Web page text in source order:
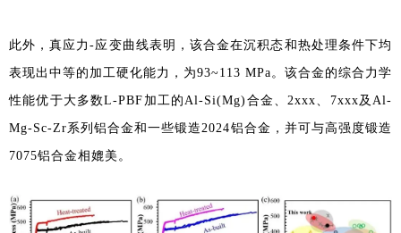
此外，真应力-应变曲线表明，该合金在沉积态和热处理条件下均
表现出中等的加工硬化能力，为93~113 MPa。该合金的综合力学
性能优于大多数L-PBF加工的Al-Si(Mg)合金、2xxx、7xxx及Al-
Mg-Sc-Zr系列铝合金和一些锻造2024铝合金，并可与高强度锻造
7075铝合金相媲美。